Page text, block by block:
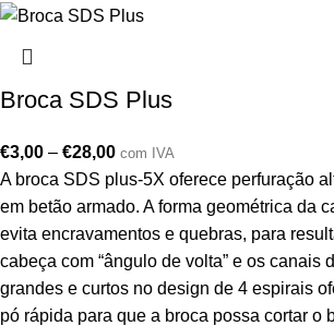
Broca SDS Plus
€3,00 – €28,00 com IVA
A broca SDS plus-5X oferece perfuração
em betão armado. A forma geométrica da
evita encravamentos e quebras, para
cabeça com “ângulo de volta” e os canais
grandes e curtos no design de 4 espirais
pó rápida para que a broca possa cortar o